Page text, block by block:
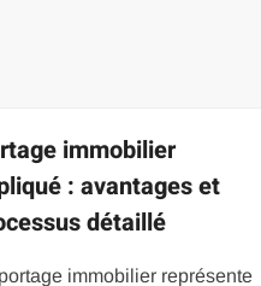
immobilier
: avantages et
détaillé
immobilier représente